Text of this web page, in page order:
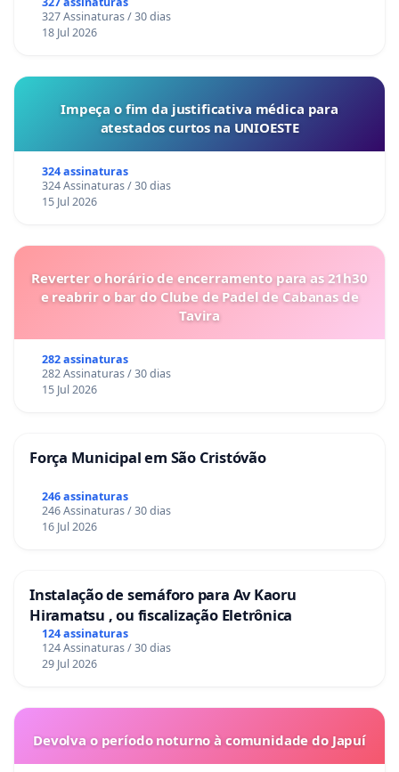
327 Assinaturas / 30 dias
18 Jul 2026
Impeça o fim da justificativa médica para
atestados curtos na UNIOESTE
324 assinaturas
324 Assinaturas / 30 dias
15 Jul 2026
Reverter o horário de encerramento para as 21h30
e reabrir o bar do Clube de Padel de Cabanas de
Tavira
282 assinaturas
282 Assinaturas / 30 dias
15 Jul 2026
Força Municipal em São Cristóvão
246 assinaturas
246 Assinaturas / 30 dias
16 Jul 2026
Instalação de semáforo para Av Kaoru
Hiramatsu , ou fiscalização Eletrônica
124 assinaturas
124 Assinaturas / 30 dias
29 Jul 2026
Devolva o período noturno à comunidade do Japuí